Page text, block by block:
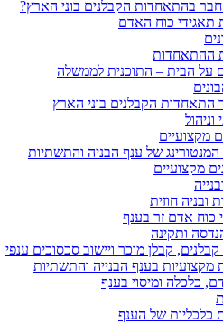
חבר בהתאחדות הקבלנים בוני הארץ?
תאגידי כוח האדם
ההתאחדות
על הבית – התוכנית לממשלה
התאחדות הקבלנים בוני הארץ
מקצועיים
המנטורינג של ענף הבניה והתשתיות
מקצועיים
ובניה חוזית
כוח אדם זר בענף
ותקינה
קבלן מוכר ויישוב סכסוכים ענפי
מקצועיות בענף הבנייה והתשתיות
כלכלה ומיסוי בענף
כלכליות של הענף